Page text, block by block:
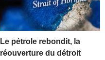
Le pétrole rebondit, la
réouverture du détroit